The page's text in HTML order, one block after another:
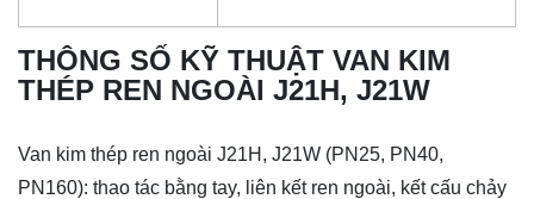
THÔNG SỐ KỸ THUẬT VAN KIM
THÉP REN NGOÀI J21H, J21W
Van kim thép ren ngoài J21H, J21W (PN25, PN40,
PN160): thao tác bằng tay, liên kết ren ngoài, kết cấu chảy